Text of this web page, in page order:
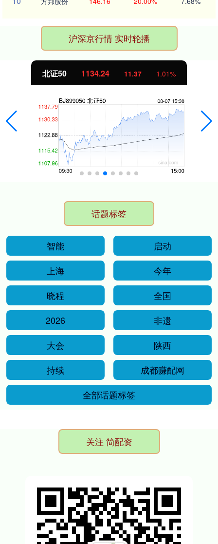
沪深京行情 实时轮播
北证50 1134.24 11.37 1.01%
话题标签
智能
启动
上海
今年
晓程
全国
2026
非遗
大会
陕西
持续
成都赚配网
全部话题标签
关注 简配资